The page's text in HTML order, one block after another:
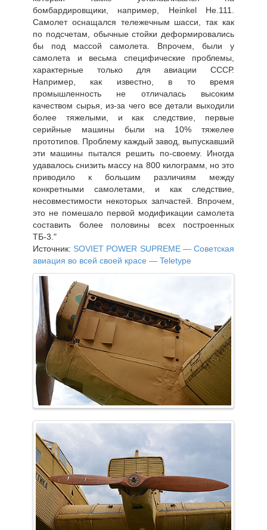
бомбардировщики, например, Heinkel He.111.
Самолет оснащался тележечным шасси, так как
по подсчетам, обычные стойки деформировались
бы под массой самолета. Впрочем, были у
самолета и весьма специфические проблемы,
характерные только для авиации СССР.
Например, как известно, в то время
промышленность не отличалась высоким
качеством сырья, из-за чего все детали выходили
более тяжелыми, и как следствие, первые
серийные машины были на 10% тяжелее
прототипов. Проблему каждый завод, выпускавший
эти машины пытался решить по-своему. Иногда
удавалось снизить массу на 800 килограмм, но это
приводило к большим различиям между
конкретными самолетами, и как следствие,
несовместимости некоторых запчастей. Впрочем,
это не помешало первой модификации самолета
составить более половины всех построенных
ТБ-3."
Источник: SOVIET POWER SUPREME — Советская
авиация во всей своей красе — Teletype